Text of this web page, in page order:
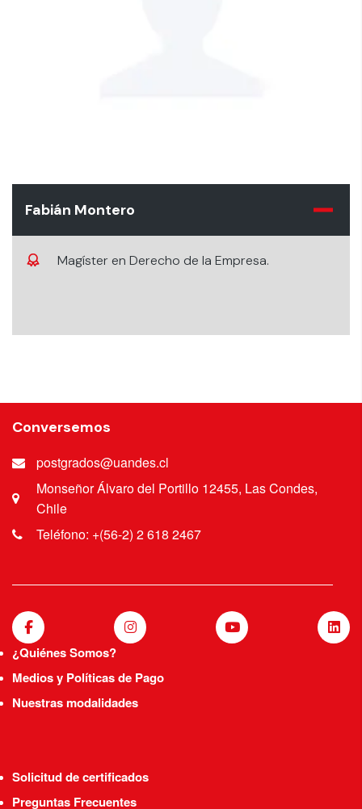
Fabián Montero
Magíster en Derecho de la Empresa.
Conversemos
postgrados@uandes.cl
Monseñor Álvaro del Portillo 12455, Las Condes,
Chile
Teléfono: +(56-2) 2 618 2467
¿Quiénes Somos?
Medios y Políticas de Pago
Nuestras modalidades
Solicitud de certificados
Preguntas Frecuentes